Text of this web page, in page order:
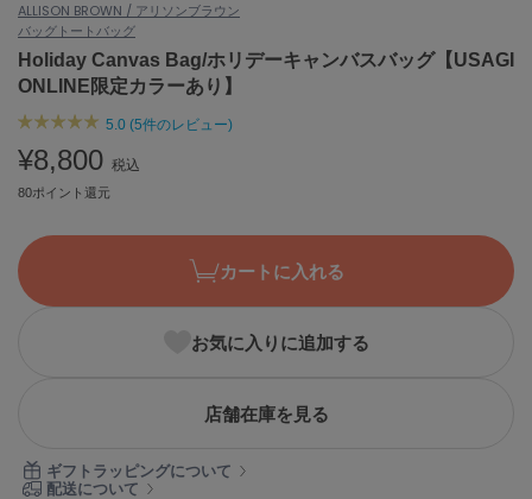
ASICS
アシックス
Ballelite
バレリット
バンドリヤー
Barbour
バブアー
Calvin Klein
カルバン・クライン
ALLISON BROWN / アリソンブラウン
バッグ トートバッグ
Holiday Canvas Bag/ホリデーキャンバスバッグ【USAGI
ONLINE限定カラーあり】
5.0 (5件のレビュー)
¥8,800 税込
80ポイント還元
カートに入れる
お気に入りに追加する
店舗在庫を見る
ギフトラッピングについて
配送について